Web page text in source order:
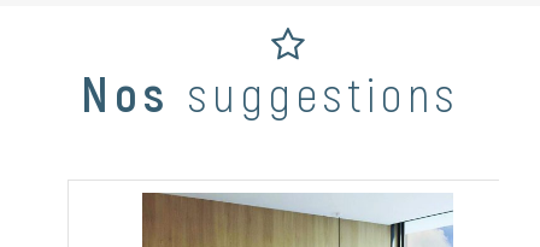
Nos suggestions